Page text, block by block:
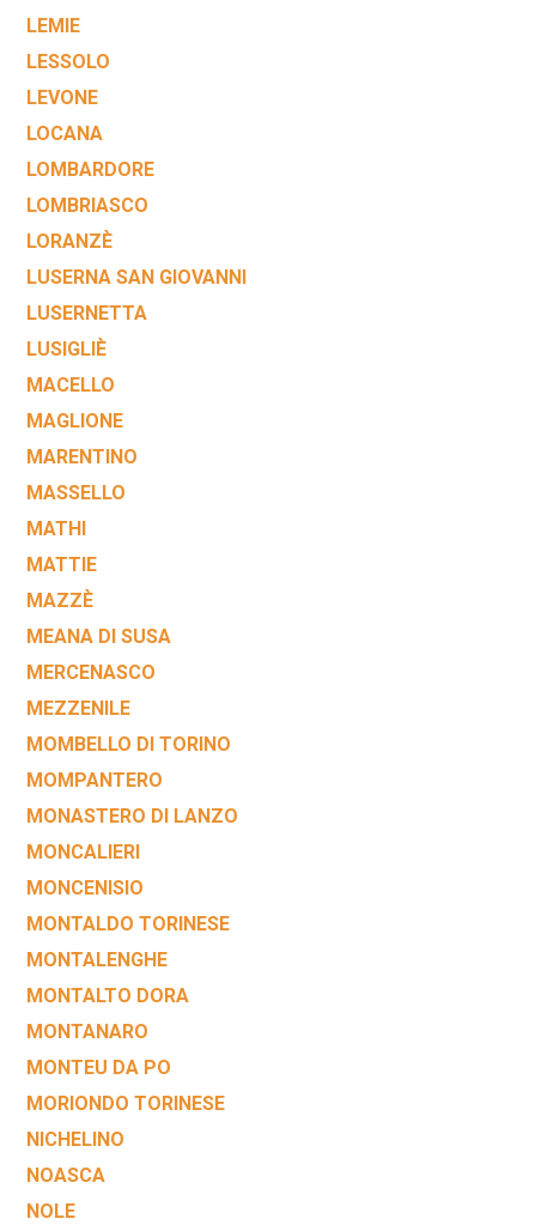
LEMIE
LESSOLO
LEVONE
LOCANA
LOMBARDORE
LOMBRIASCO
LORANZÈ
LUSERNA SAN GIOVANNI
LUSERNETTA
LUSIGLIÈ
MACELLO
MAGLIONE
MARENTINO
MASSELLO
MATHI
MATTIE
MAZZÈ
MEANA DI SUSA
MERCENASCO
MEZZENILE
MOMBELLO DI TORINO
MOMPANTERO
MONASTERO DI LANZO
MONCALIERI
MONCENISIO
MONTALDO TORINESE
MONTALENGHE
MONTALTO DORA
MONTANARO
MONTEU DA PO
MORIONDO TORINESE
NICHELINO
NOASCA
NOLE